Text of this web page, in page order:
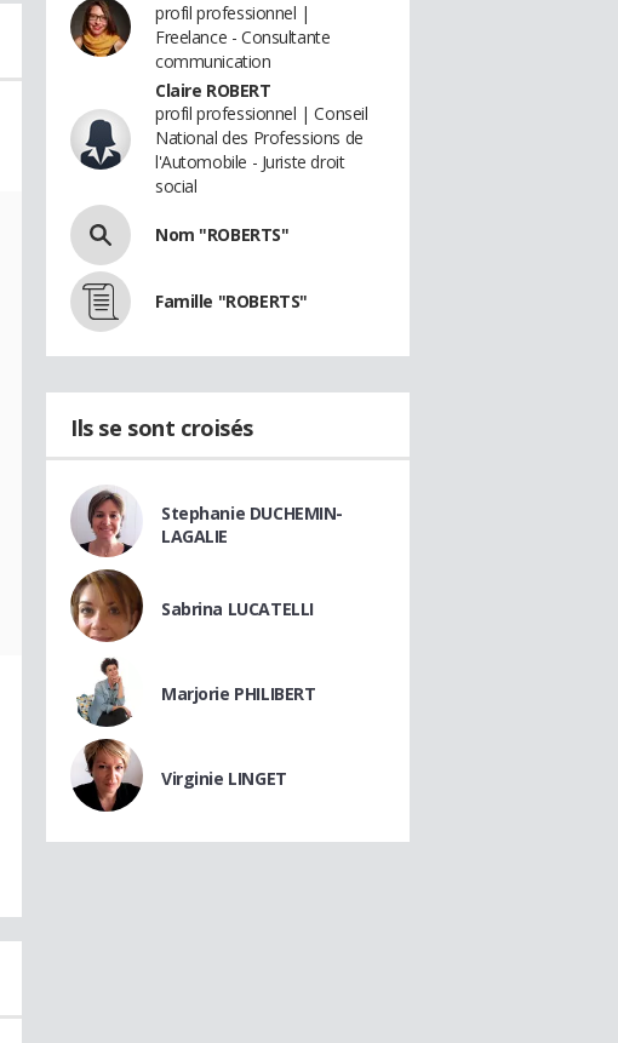
profil professionnel |
Freelance - Consultante
communication
Claire ROBERT
profil professionnel | Conseil
National des Professions de
l'Automobile - Juriste droit
social
Nom "ROBERTS"
Famille "ROBERTS"
Ils se sont croisés
Stephanie DUCHEMIN-
LAGALIE
Sabrina LUCATELLI
Marjorie PHILIBERT
Virginie LINGET